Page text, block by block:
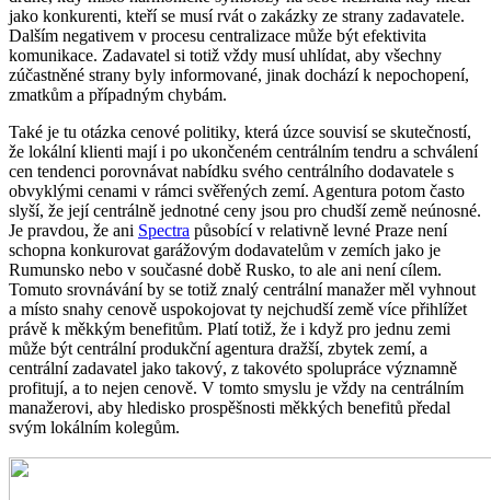
jako konkurenti, kteří se musí rvát o zakázky ze strany zadavatele.
Dalším negativem v procesu centralizace může být efektivita
komunikace. Zadavatel si totiž vždy musí uhlídat, aby všechny
zúčastněné strany byly informované, jinak dochází k nepochopení,
zmatkům a případným chybám.
Také je tu otázka cenové politiky, která úzce souvisí se skutečností,
že lokální klienti mají i po ukončeném centrálním tendru a schválení
cen tendenci porovnávat nabídku svého centrálního dodavatele s
obvyklými cenami v rámci svěřených zemí. Agentura potom často
slyší, že její centrálně jednotné ceny jsou pro chudší země neúnosné.
Je pravdou, že ani Spectra působící v relativně levné Praze není
schopna konkurovat garážovým dodavatelům v zemích jako je
Rumunsko nebo v současné době Rusko, to ale ani není cílem.
Tomuto srovnávání by se totiž znalý centrální manažer měl vyhnout
a místo snahy cenově uspokojovat ty nejchudší země více přihlížet
právě k měkkým benefitům. Platí totiž, že i když pro jednu zemi
může být centrální produkční agentura dražší, zbytek zemí, a
centrální zadavatel jako takový, z takovéto spolupráce významně
profitují, a to nejen cenově. V tomto smyslu je vždy na centrálním
manažerovi, aby hledisko prospěšnosti měkkých benefitů předal
svým lokálním kolegům.